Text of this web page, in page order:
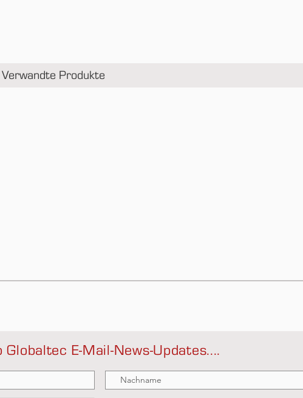
Verwandte Produkte
E-Mail-News-Updates....